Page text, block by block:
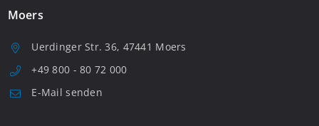
Moers
Uerdinger Str. 36, 47441 Moers
+49 800 - 80 72 000
E-Mail senden